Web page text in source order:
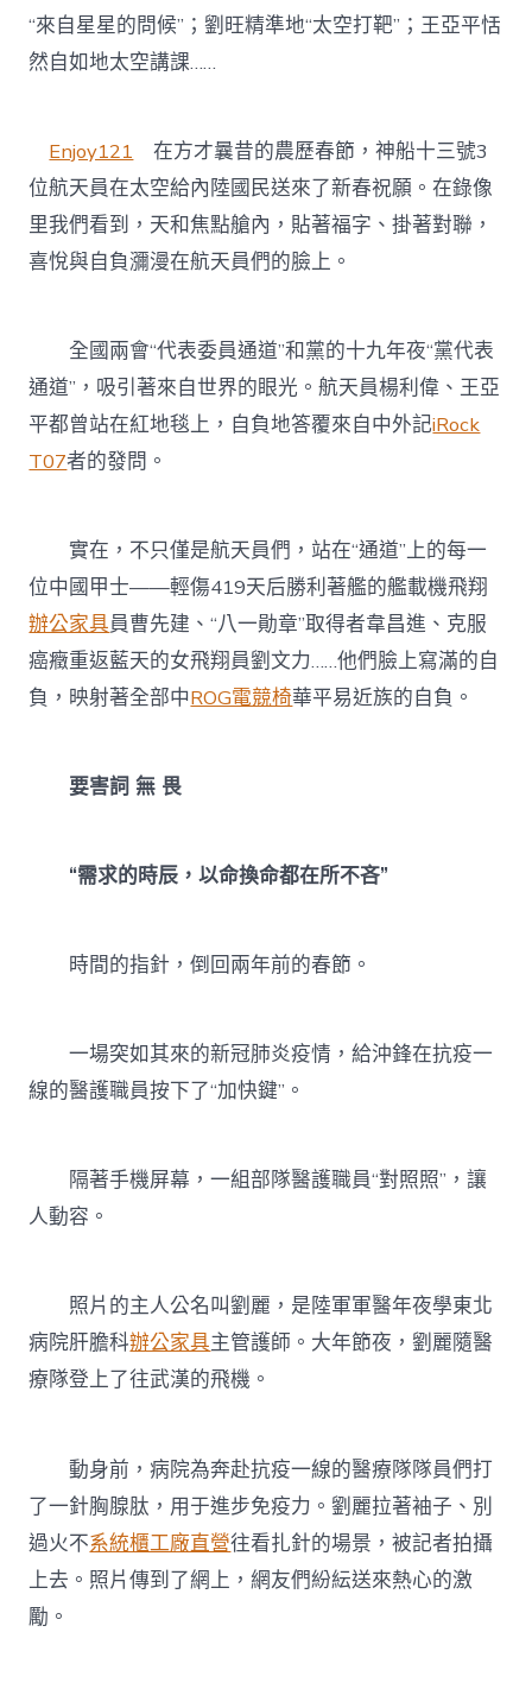
“來自星星的問候”；劉旺精準地“太空打靶”；王亞平恬
然自如地太空講課……
Enjoy121 在方才曩昔的農歷春節，神船十三號3
位航天員在太空給內陸國民送來了新春祝願。在錄像
里我們看到，天和焦點艙內，貼著福字、掛著對聯，
喜悅與自負瀰漫在航天員們的臉上。
全國兩會“代表委員通道”和黨的十九年夜“黨代表
通道”，吸引著來自世界的眼光。航天員楊利偉、王亞
平都曾站在紅地毯上，自負地答覆來自中外記iRock
T07者的發問。
實在，不只僅是航天員們，站在“通道”上的每一
位中國甲士——輕傷419天后勝利著艦的艦載機飛翔
辦公家具員曹先建、“八一勛章”取得者韋昌進、克服
癌癥重返藍天的女飛翔員劉文力……他們臉上寫滿的自
負，映射著全部中ROG電競椅華平易近族的自負。
要害詞 無 畏
“需求的時辰，以命換命都在所不吝”
時間的指針，倒回兩年前的春節。
一場突如其來的新冠肺炎疫情，給沖鋒在抗疫一
線的醫護職員按下了“加快鍵”。
隔著手機屏幕，一組部隊醫護職員“對照照”，讓
人動容。
照片的主人公名叫劉麗，是陸軍軍醫年夜學東北
病院肝膽科辦公家具主管護師。大年節夜，劉麗隨醫
療隊登上了往武漢的飛機。
動身前，病院為奔赴抗疫一線的醫療隊隊員們打
了一針胸腺肽，用于進步免疫力。劉麗拉著袖子、別
過火不系統櫃工廠直營往看扎針的場景，被記者拍攝
上去。照片傳到了網上，網友們紛紜送來熱心的激
勵。